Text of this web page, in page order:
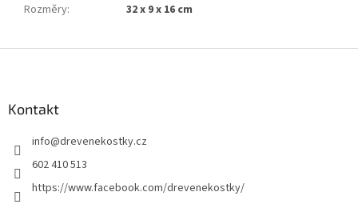
Rozměry: 32 x 9 x 16 cm
Kontakt
info@drevenekostky.cz
602 410 513
https://www.facebook.com/drevenekostky/